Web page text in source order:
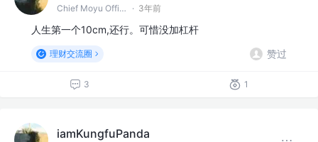
Chief Moyu Officer @某IT公司 · 3年前
人生第一个10cm,还行。可惜没加杠杆
理财交流圈 赞过
3 1
iamKungfuPanda